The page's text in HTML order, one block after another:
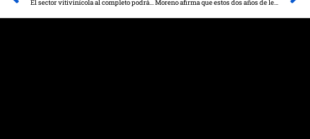
El sector vitivinícola al completo podrá solicitar la ayuda directa de 206 millones que se publica el miércoles para paliar la pérdida de ingresos por la COVID Moreno afirma que estos dos años de legislatura han confirmado a Page como el peor gestor sanitario de toda España: “Incapaz, inoperante, faltón y sobrado de arrogancia”